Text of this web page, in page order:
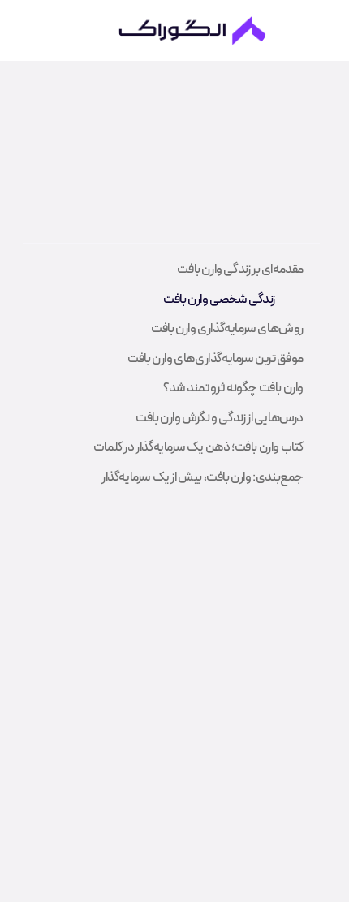
مقدمه‌ای بر زندگی وارن بافت
زندگی شخصی وارن بافت
روش‌های سرمایه‌گذاری وارن بافت
موفق‌ترین سرمایه‌گذاری‌های وارن بافت
وارن بافت چگونه ثروتمند شد؟
درس‌هایی از زندگی و نگرش وارن بافت
کتاب وارن بافت؛ ذهن یک سرمایه‌گذار در کلمات
جمع‌بندی: وارن بافت، بیش از یک سرمایه‌گذار